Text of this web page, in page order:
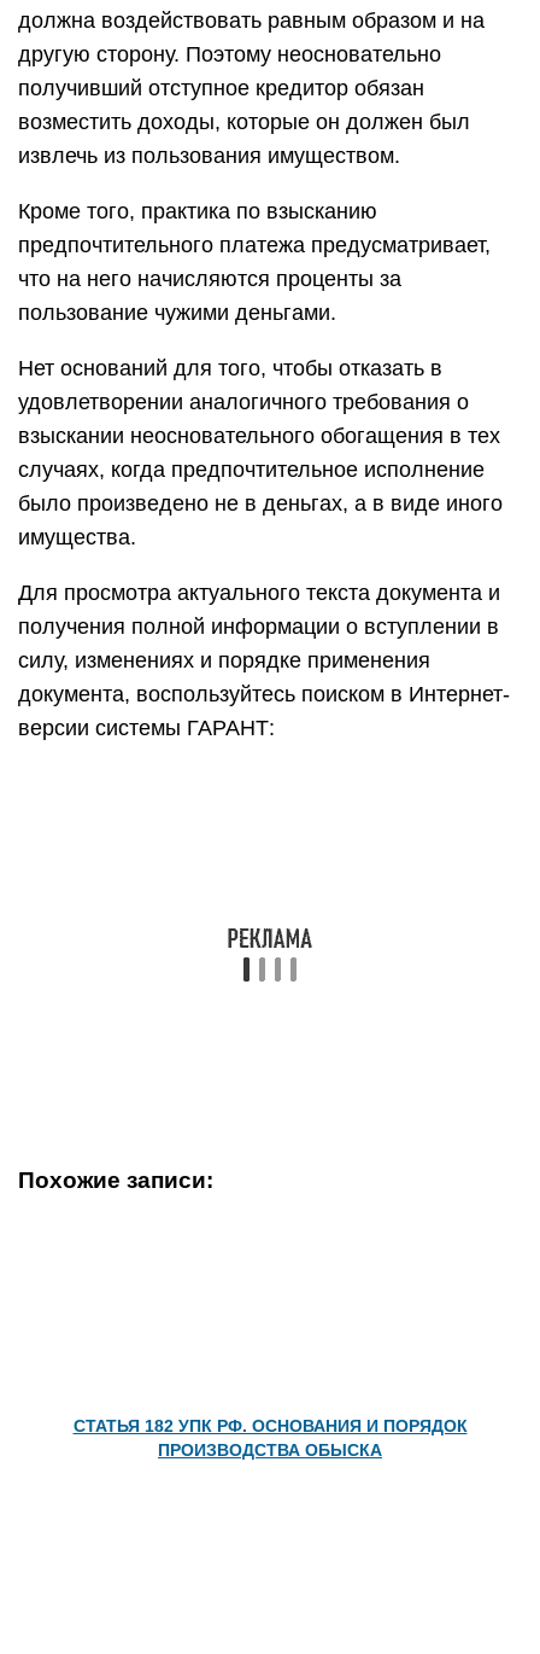
должна воздействовать равным образом и на
другую сторону. Поэтому неосновательно
получивший отступное кредитор обязан
возместить доходы, которые он должен был
извлечь из пользования имуществом.
Кроме того, практика по взысканию
предпочтительного платежа предусматривает,
что на него начисляются проценты за
пользование чужими деньгами.
Нет оснований для того, чтобы отказать в
удовлетворении аналогичного требования о
взыскании неосновательного обогащения в тех
случаях, когда предпочтительное исполнение
было произведено не в деньгах, а в виде иного
имущества.
Для просмотра актуального текста документа и
получения полной информации о вступлении в
силу, изменениях и порядке применения
документа, воспользуйтесь поиском в Интернет-
версии системы ГАРАНТ:
Похожие записи:
СТАТЬЯ 182 УПК РФ. ОСНОВАНИЯ И ПОРЯДОК
ПРОИЗВОДСТВА ОБЫСКА